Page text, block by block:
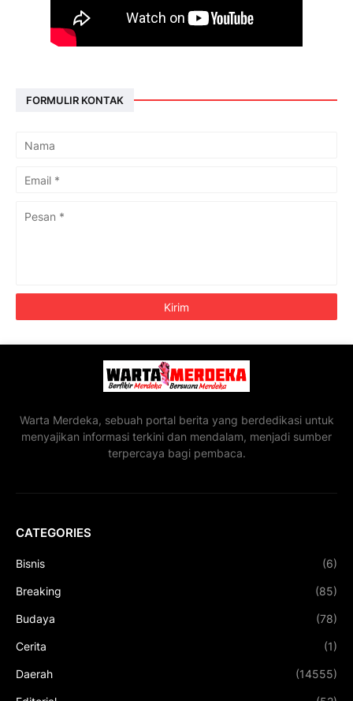
FORMULIR KONTAK
Warta Merdeka, sebuah portal berita yang berdedikasi untuk
menyajikan informasi terkini dan mendalam, menjadi sumber
terpercaya bagi pembaca.
CATEGORIES
Bisnis (6)
Breaking (85)
Budaya (78)
Cerita (1)
Daerah (14555)